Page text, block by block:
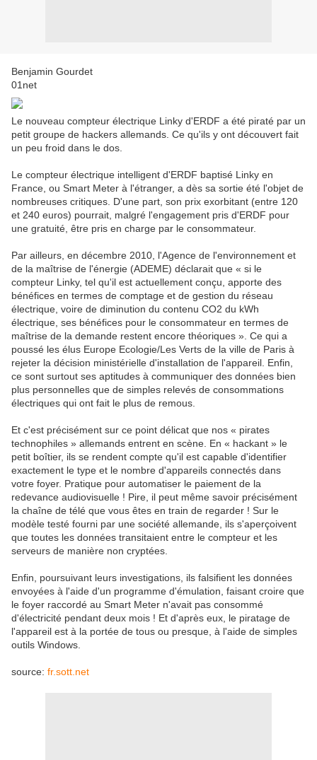
Benjamin Gourdet
01net
Le nouveau compteur électrique Linky d'ERDF a été piraté par un
petit groupe de hackers allemands. Ce qu'ils y ont découvert fait
un peu froid dans le dos.
Le compteur électrique intelligent d'ERDF baptisé Linky en
France, ou Smart Meter à l'étranger, a dès sa sortie été l'objet de
nombreuses critiques. D'une part, son prix exorbitant (entre 120
et 240 euros) pourrait, malgré l'engagement pris d'ERDF pour
une gratuité, être pris en charge par le consommateur.
Par ailleurs, en décembre 2010, l'Agence de l'environnement et
de la maîtrise de l'énergie (ADEME) déclarait que « si le
compteur Linky, tel qu'il est actuellement conçu, apporte des
bénéfices en termes de comptage et de gestion du réseau
électrique, voire de diminution du contenu CO2 du kWh
électrique, ses bénéfices pour le consommateur en termes de
maîtrise de la demande restent encore théoriques ». Ce qui a
poussé les élus Europe Ecologie/Les Verts de la ville de Paris à
rejeter la décision ministérielle d'installation de l'appareil. Enfin,
ce sont surtout ses aptitudes à communiquer des données bien
plus personnelles que de simples relevés de consommations
électriques qui ont fait le plus de remous.
Et c'est précisément sur ce point délicat que nos « pirates
technophiles » allemands entrent en scène. En « hackant » le
petit boîtier, ils se rendent compte qu'il est capable d'identifier
exactement le type et le nombre d'appareils connectés dans
votre foyer. Pratique pour automatiser le paiement de la
redevance audiovisuelle ! Pire, il peut même savoir précisément
la chaîne de télé que vous êtes en train de regarder ! Sur le
modèle testé fourni par une société allemande, ils s'aperçoivent
que toutes les données transitaient entre le compteur et les
serveurs de manière non cryptées.
Enfin, poursuivant leurs investigations, ils falsifient les données
envoyées à l'aide d'un programme d'émulation, faisant croire que
le foyer raccordé au Smart Meter n'avait pas consommé
d'électricité pendant deux mois ! Et d'après eux, le piratage de
l'appareil est à la portée de tous ou presque, à l'aide de simples
outils Windows.
source: fr.sott.net